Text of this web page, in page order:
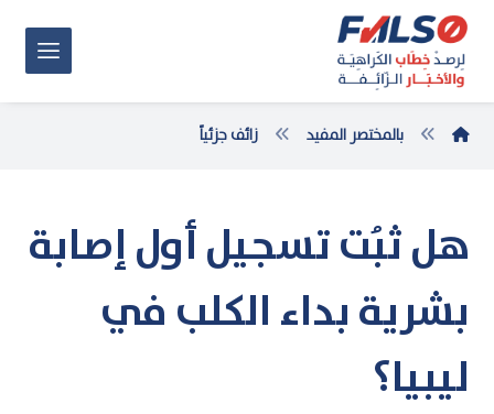
بالمختصر المفيد زائف جزئياً
هل ثبُت تسجيل أول إصابة
بشرية بداء الكلب في
ليبيا؟